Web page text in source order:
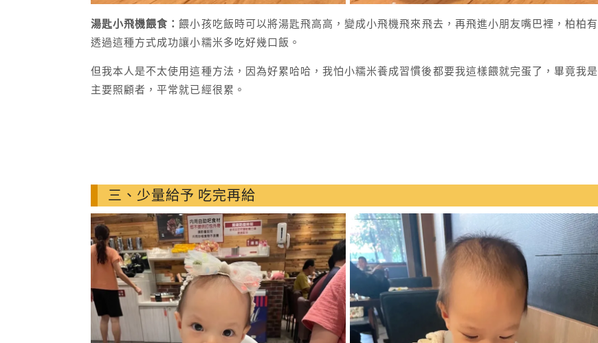
湯匙小飛機餵食：餵小孩吃飯時可以將湯匙飛高高，變成小飛機飛來飛去，再飛進小朋友嘴巴裡，柏柏有
透過這種方式成功讓小糯米多吃好幾口飯。
但我本人是不太使用這種方法，因為好累哈哈，我怕小糯米養成習慣後都要我這樣餵就完蛋了，畢竟我是
主要照顧者，平常就已經很累。
三、少量給予 吃完再給